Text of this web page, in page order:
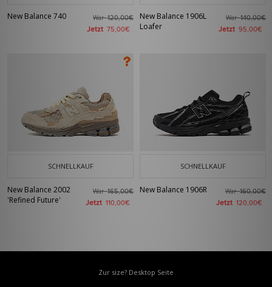
New Balance 740 War120,00€
Jetzt 75,00€
New Balance 1906L
Loafer
War140,00€
Jetzt 95,00€
SCHNELLKAUF
New Balance 2002
'Refined Future'
War165,00€
Jetzt 110,00€
SCHNELLKAUF
New Balance 1906R War160,00€
Jetzt 120,00€
Zur size? Desktop Seite